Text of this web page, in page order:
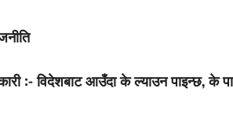
:- विदेशबाट आउँदा के ल्याउन पाइन्छ, के